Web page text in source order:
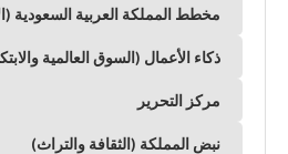
مخطط المملكة العربية السعودية
ذكاء الأعمال (السوق العالمية
مركز التحرير
نبض المملكة (الثقافة والتراث)